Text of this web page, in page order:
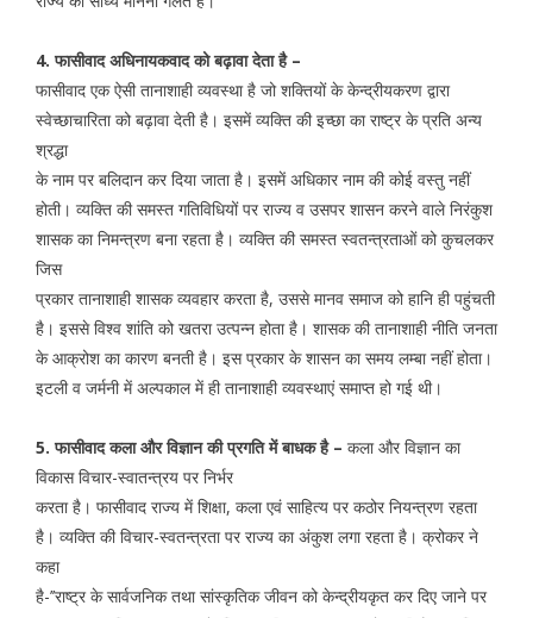
4. फासीवाद अधिनायकवाद को बढ़ावा देता है –
फासीवाद एक ऐसी तानाशाही व्यवस्था है जो शक्तियों के केन्द्रीयकरण द्वारा
स्वेच्छाचारिता को बढ़ावा देती है। इसमें व्यक्ति की इच्छा का राष्ट्र के प्रति अन्य
श्रद्धा
के नाम पर बलिदान कर दिया जाता है। इसमें अधिकार नाम की कोई वस्तु नहीं
होती। व्यक्ति की समस्त गतिविधियों पर राज्य व उसपर शासन करने वाले निरंकुश
शासक का निमन्त्रण बना रहता है। व्यक्ति की समस्त स्वतन्त्रताओं को कुचलकर
जिस
प्रकार तानाशाही शासक व्यवहार करता है, उससे मानव समाज को हानि ही पहुंचती
है। इससे विश्व शांति को खतरा उत्पन्न होता है। शासक की तानाशाही नीति जनता
के आक्रोश का कारण बनती है। इस प्रकार के शासन का समय लम्बा नहीं होता।
इटली व जर्मनी में अल्पकाल में ही तानाशाही व्यवस्थाएं समाप्त हो गई थी।
5. फासीवाद कला और विज्ञान की प्रगति में बाधक है – कला और विज्ञान का
विकास विचार-स्वातन्त्रय पर निर्भर
करता है। फासीवाद राज्य में शिक्षा, कला एवं साहित्य पर कठोर नियन्त्रण रहता
है। व्यक्ति की विचार-स्वतन्त्रता पर राज्य का अंकुश लगा रहता है। क्रोकर ने
कहा
है-’’राष्ट्र के सार्वजनिक तथा सांस्कृतिक जीवन को केन्द्रीयकृत कर दिए जाने पर